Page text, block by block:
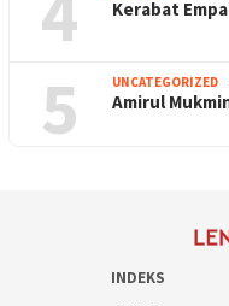
Kerabat
5 UNCATEGORIZED
Amirul
INDEKS